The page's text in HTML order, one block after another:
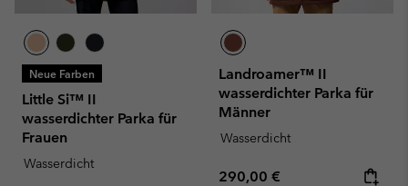
Neue Farben
Little Si™ II
wasserdichter Parka für
Frauen
Wasserdicht
Landroamer™ II
wasserdichter Parka für
Männer
Wasserdicht
Regular price:
290,00 €